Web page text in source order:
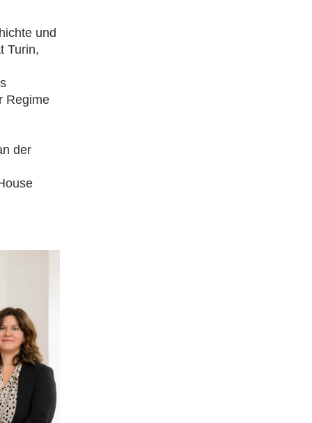
und
Turin,
Regime
der